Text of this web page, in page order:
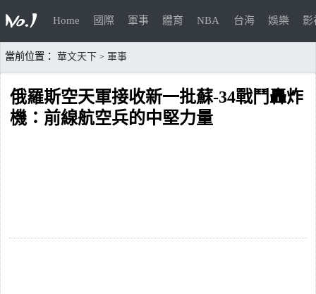
Home 國際 軍事 體育 NBA 台海 娛樂 影
當前位置： 華文天下 > 軍事
俄羅斯空天軍接收新一批蘇-34戰鬥轟炸
機：前線航空兵的中堅力量